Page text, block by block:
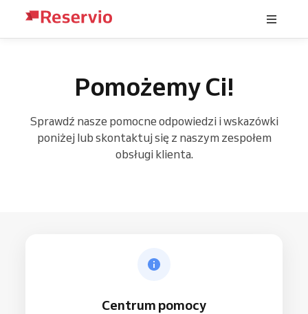
Pomożemy Ci!
Sprawdź nasze pomocne odpowiedzi i wskazówki
poniżej lub skontaktuj się z naszym zespołem
obsługi klienta.
Centrum pomocy